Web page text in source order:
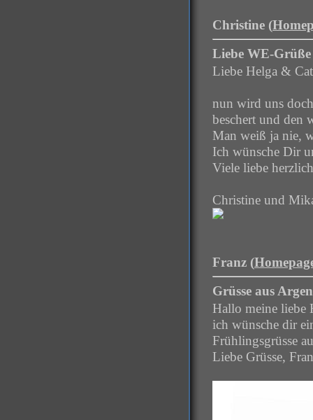
Christine (
Liebe WE-Grüße
Liebe Helga &
nun wird uns
beschert und den
Man weiß ja nie,
Ich wünsche Dir
Viele liebe
Christine und
Franz (
Grüsse aus
Hallo meine liebe
ich wünsche dir
Frühlingsgrüsse
Liebe Grüsse,